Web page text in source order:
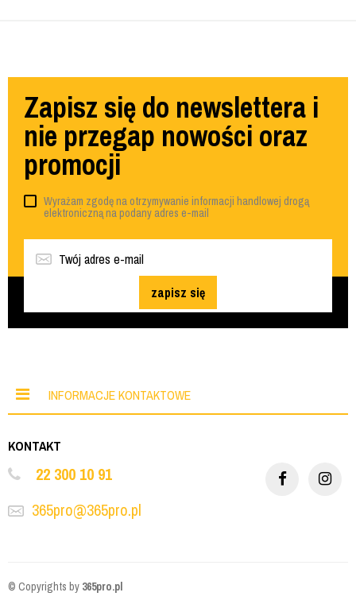
Zapisz się do newslettera i
nie przegap nowości oraz
promocji
Wyrażam zgodę na otrzymywanie informacji handlowej drogą
elektroniczną na podany adres e-mail
zapisz się
INFORMACJE KONTAKTOWE
KONTAKT
22 300 10 91
365pro@365pro.pl
© Copyrights by 365pro.pl